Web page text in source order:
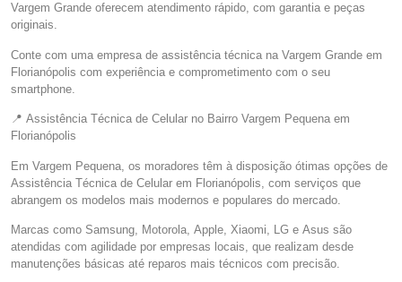
Vargem Grande oferecem atendimento rápido, com garantia e peças
originais.
Conte com uma empresa de assistência técnica na Vargem Grande em
Florianópolis com experiência e comprometimento com o seu
smartphone.
📍 Assistência Técnica de Celular no Bairro Vargem Pequena em
Florianópolis
Em Vargem Pequena, os moradores têm à disposição ótimas opções de
Assistência Técnica de Celular em Florianópolis, com serviços que
abrangem os modelos mais modernos e populares do mercado.
Marcas como Samsung, Motorola, Apple, Xiaomi, LG e Asus são
atendidas com agilidade por empresas locais, que realizam desde
manutenções básicas até reparos mais técnicos com precisão.